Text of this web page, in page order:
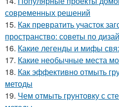
современных решений
15. Как превратить участок
пространство: советы по
16. Какие легенды и мифы
17. Какие необычные места
18. Как эффективно отмыть
методы
19. Чем отмыть грунтовку с